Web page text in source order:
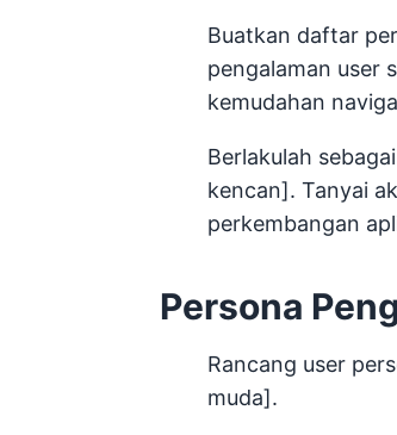
Buatkan daftar
pengalaman user
kemudahan
Berlakulah
kencan]. Tanyai
perkembangan
Persona
Rancang user
muda].